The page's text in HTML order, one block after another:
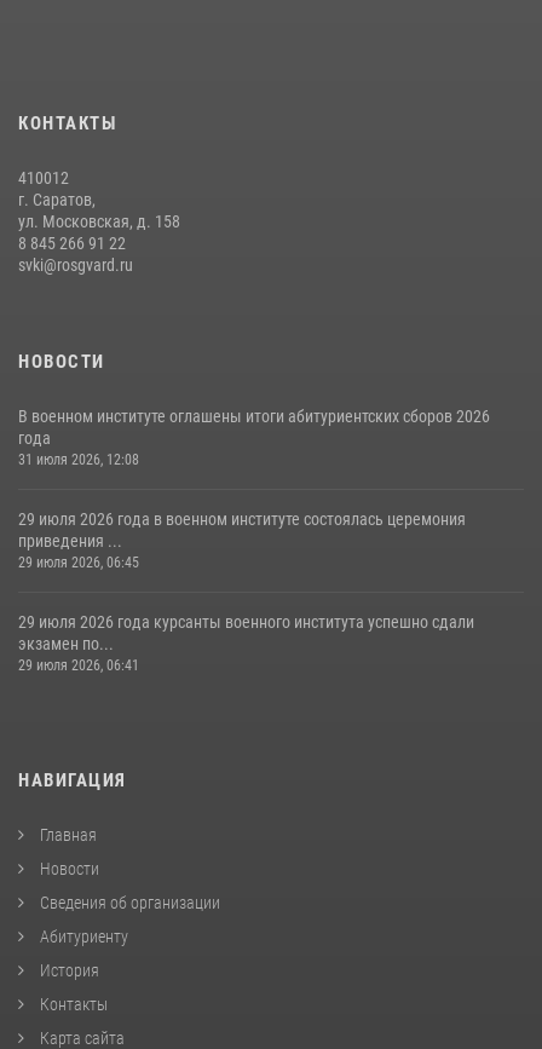
31 июля 2026, 12:08
КОНТАКТЫ
410012
г. Саратов,
ул. Московская, д. 158
8 845 266 91 22
svki@rosgvard.ru
НОВОСТИ
В военном институте оглашены итоги абитуриентских сборов 2026
года
31 июля 2026, 12:08
29 июля 2026 года в военном институте состоялась церемония
приведения ...
29 июля 2026, 06:45
29 июля 2026 года курсанты военного института успешно сдали
экзамен по...
29 июля 2026, 06:41
НАВИГАЦИЯ
Главная
Новости
Сведения об организации
Абитуриенту
История
Контакты
Карта сайта